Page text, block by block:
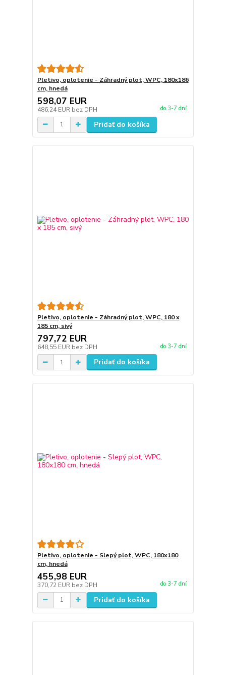
Pletivo, oplotenie - Záhradný plot, WPC, 180x186
cm, hnedá
598,07 EUR
486,24 EUR bez DPH do 3-7 dní
Pridať do košíka
Pletivo, oplotenie - Záhradný plot, WPC, 180 x
185 cm, sivý
797,72 EUR
648,55 EUR bez DPH do 3-7 dní
Pridať do košíka
Pletivo, oplotenie - Slepý plot, WPC, 180x180
cm, hnedá
455,98 EUR
370,72 EUR bez DPH do 3-7 dní
Pridať do košíka